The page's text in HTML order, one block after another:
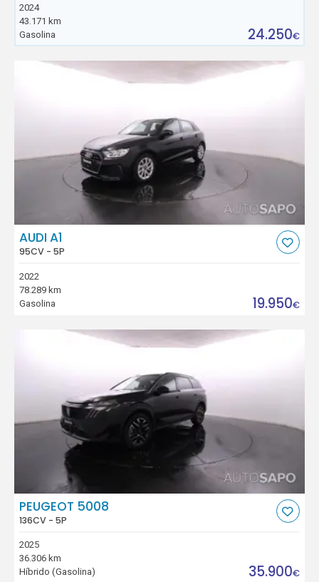
2024
43.171 km
Gasolina
24.250€
AUDI A1
95CV - 5P
2022
78.289 km
Gasolina
19.950€
PEUGEOT 5008
136CV - 5P
2025
36.306 km
Híbrido (Gasolina)
35.900€